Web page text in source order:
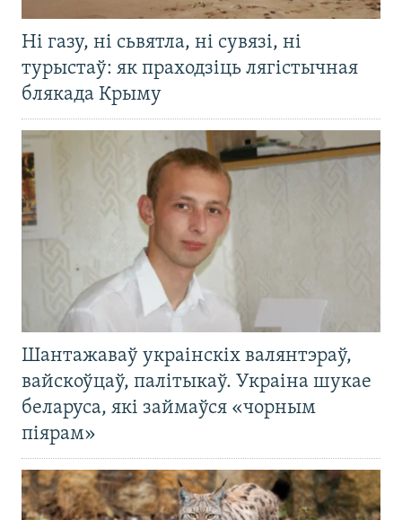
Ні газу, ні сьвятла, ні сувязі, ні
турыстаў: як праходзіць лягістычная
блякада Крыму
Шантажаваў украінскіх валянтэраў,
вайскоўцаў, палітыкаў. Украіна шукае
беларуса, які займаўся «чорным
піярам»